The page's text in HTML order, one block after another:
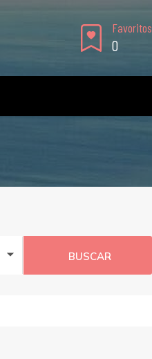
Favoritos
0
BUSCAR